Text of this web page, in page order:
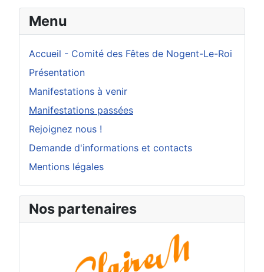
Menu
Accueil - Comité des Fêtes de Nogent-Le-Roi
Présentation
Manifestations à venir
Manifestations passées
Rejoignez nous !
Demande d'informations et contacts
Mentions légales
Nos partenaires